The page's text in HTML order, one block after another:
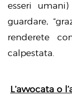
esseri
guardare,
renderete
calpestata.
L’avvocata o